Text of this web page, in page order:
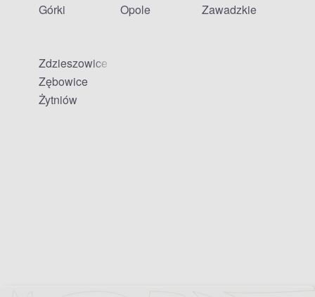
Górki
Opole
Zawadzkie
Zdzieszowice
Zębowice
Żytniów